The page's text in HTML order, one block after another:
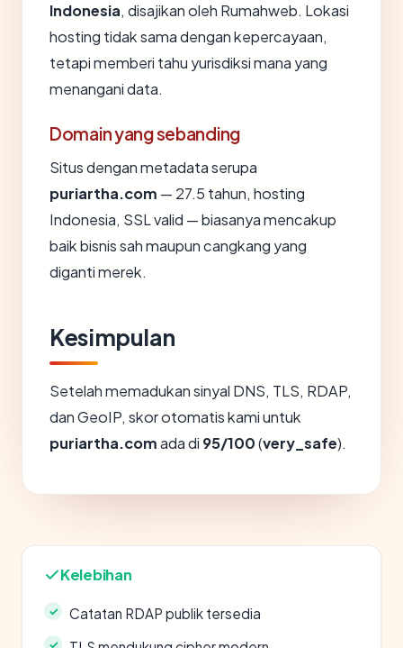
Indonesia, disajikan oleh Rumahweb. Lokasi
hosting tidak sama dengan kepercayaan,
tetapi memberi tahu yurisdiksi mana yang
menangani data.
Domain yang sebanding
Situs dengan metadata serupa
puriartha.com — 27.5 tahun, hosting
Indonesia, SSL valid — biasanya mencakup
baik bisnis sah maupun cangkang yang
diganti merek.
Kesimpulan
Setelah memadukan sinyal DNS, TLS, RDAP,
dan GeoIP, skor otomatis kami untuk
puriartha.comada di 95/100(very_safe).
Kelebihan
Catatan RDAP publik tersedia